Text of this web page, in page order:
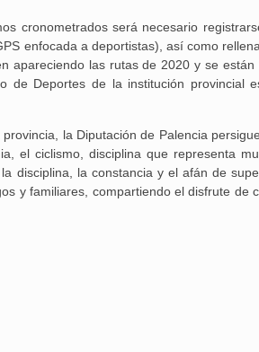
cronometrados será necesario
enfocada a deportistas), así como
las rutas de 2020 y se están
de Deportes de la institución provincial
la Diputación de Palencia
el ciclismo, disciplina que representa
disciplina, la constancia y el afán de
y familiares, compartiendo el disfrute de